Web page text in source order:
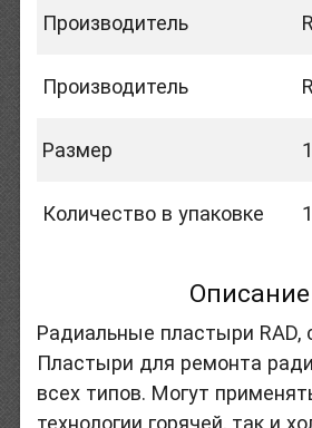
Производитель
Производитель
Размер
Количество в упаковке 1
Описание
Радиальные пластыри RAD,
Пластыри для ремонта
всех типов. Могут
технологии горячей, так и